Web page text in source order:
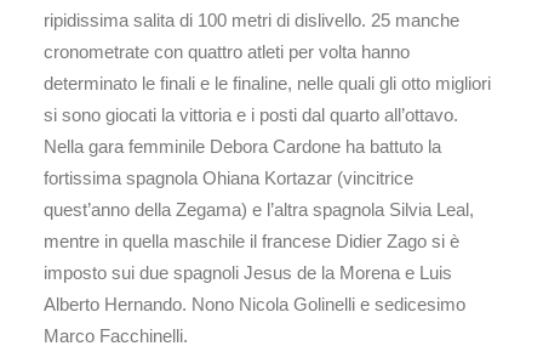
ripidissima salita di 100 metri di dislivello. 25 manche
cronometrate con quattro atleti per volta hanno
determinato le finali e le finaline, nelle quali gli otto migliori
si sono giocati la vittoria e i posti dal quarto all’ottavo.
Nella gara femminile Debora Cardone ha battuto la
fortissima spagnola Ohiana Kortazar (vincitrice
quest’anno della Zegama) e l’altra spagnola Silvia Leal,
mentre in quella maschile il francese Didier Zago si è
imposto sui due spagnoli Jesus de la Morena e Luis
Alberto Hernando. Nono Nicola Golinelli e sedicesimo
Marco Facchinelli.